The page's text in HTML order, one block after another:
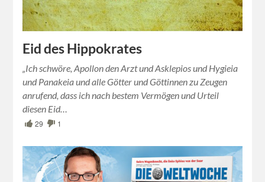
Eid des Hippokrates
„Ich schwöre, Apollon den Arzt und Asklepios und Hygieia
und Panakeia und alle Götter und Göttinnen zu Zeugen
anrufend, dass ich nach bestem Vermögen und Urteil
diesen Eid…
29 1